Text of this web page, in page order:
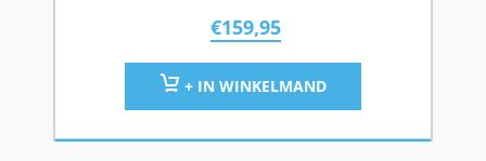
€159,95
+ IN WINKELMAND